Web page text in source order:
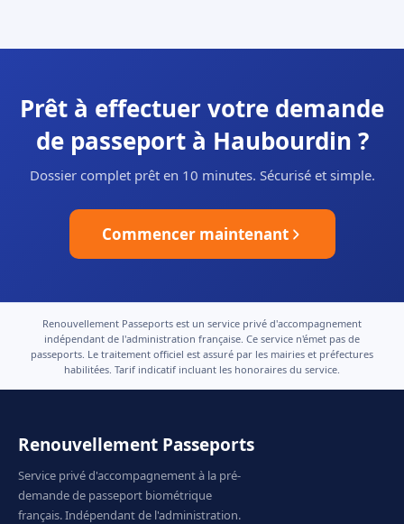
Prêt à effectuer votre demande
de passeport à Haubourdin ?
Dossier complet prêt en 10 minutes. Sécurisé et simple.
Commencer maintenant
Renouvellement Passeports est un service privé d'accompagnement
indépendant de l'administration française. Ce service n'émet pas de
passeports. Le traitement officiel est assuré par les mairies et préfectures
habilitées. Tarif indicatif incluant les honoraires du service.
Renouvellement Passeports
Service privé d'accompagnement à la pré-
demande de passeport biométrique
français. Indépendant de l'administration.